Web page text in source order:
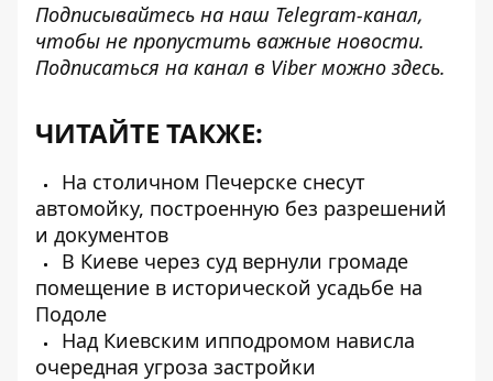
Подписывайтесь на наш Telegram-канал,
чтобы не пропустить важные новости.
Подписаться на канал в Viber можно здесь.
ЧИТАЙТЕ ТАКЖЕ:
На столичном Печерске снесут
автомойку, построенную без разрешений
и документов
В Киеве через суд вернули громаде
помещение в исторической усадьбе на
Подоле
Над Киевским ипподромом нависла
очередная угроза застройки